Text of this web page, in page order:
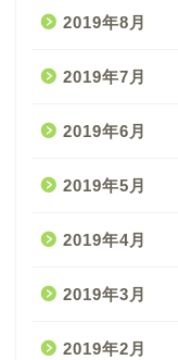
2019年8月
2019年7月
2019年6月
2019年5月
2019年4月
2019年3月
2019年2月